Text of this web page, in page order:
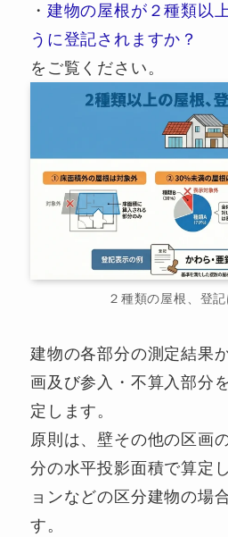
・ 建物の屋根が２種類以
うに登記されますか？
をご覧ください。
２種類の屋根、登
建物の各部分の測定結果
画及び参入・不算入部分
定します。
原則は、壁その他の区画
分の水平投影面積で算定
ョンなどの区分建物の場
す。